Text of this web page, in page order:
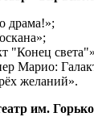
драма!»;
"Конец
Марио:
желаний».
им.